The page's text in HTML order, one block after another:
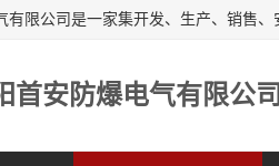
首安防爆电气有限公司